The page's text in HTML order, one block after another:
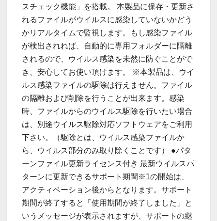
スチェック機能」を搭載。 本製品に保存・更新さ
れるファイルがウイルスに感染していないかどう
かリアルタイムで監視します。もし感染ファイル
が検出されれば、自動的に専用フォルダーに隔離
されるので、ウイルス感染を未然に防ぐことがで
き、安心してお使い頂けます。 ※本製品は、ウイ
ルス感染ファイルの駆除は行えません。ファイル
の隔離および削除を行うことが出来ます。感染
時、ファイルからのウイルス駆除を行いたい場合
は、別途ウイルス駆除対応ソフトウェアをご利用
下さい。（駆除とは、ウイルス感染ファイルか
ら、ウイルス部分のみ取り除くことです） ●パタ
ーンファイル更新ライセンス付き 最新ウイルスパ
ターンに更新できるサポート期間※1の開始は、
アクティベーション後からとなります。サポート
期間が終了すると「使用期間が終了しました」と
いうメッセージが表示されますが、サポートの継